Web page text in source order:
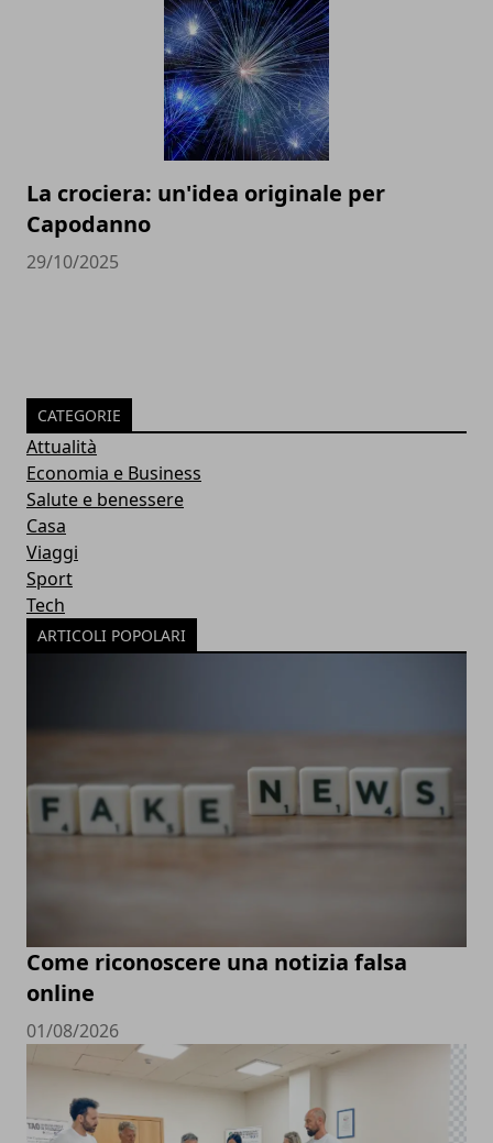
La crociera: un'idea originale per
Capodanno
29/10/2025
CATEGORIE
Attualità
Economia e Business
Salute e benessere
Casa
Viaggi
Sport
Tech
ARTICOLI POPOLARI
Come riconoscere una notizia falsa
online
01/08/2026